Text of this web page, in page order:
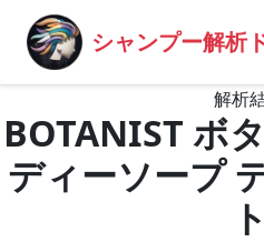
シャンプー解析
解析
BOTANIST ボ
ディーソープ
ト